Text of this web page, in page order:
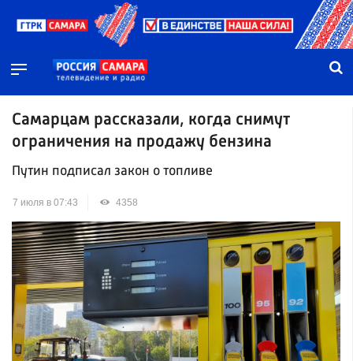
Самарцам рассказали, когда снимут
ограничения на продажу бензина
Путин подписал закон о топливе
7 июля в 07:43 4358